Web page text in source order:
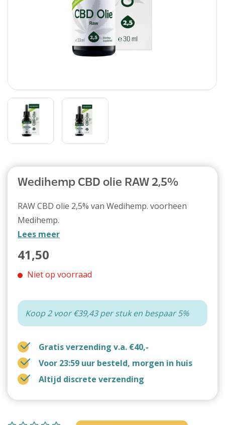
Wedihemp CBD olie RAW 2,5%
RAW CBD olie 2,5% van Wedihemp. voorheen
Medihemp.
Lees meer
41,50
Niet op voorraad
Koop 2 voor €39,43 per stuk en bespaar 5%
Gratis verzending v.a. €40,-
Voor 23:59 uur besteld, morgen in huis
Altijd discrete verzending